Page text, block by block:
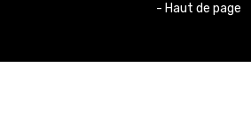
- Haut de page